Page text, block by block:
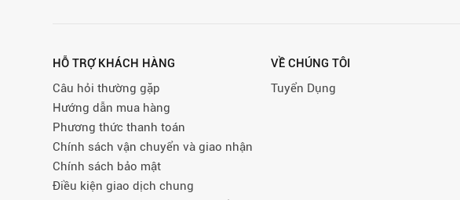
HỖ TRỢ KHÁCH HÀNG
Câu hỏi thường gặp
Hướng dẫn mua hàng
Phương thức thanh toán
Chính sách vận chuyển và giao nhận
Chính sách bảo mật
Điều kiện giao dịch chung
VỀ CHÚNG TÔI
Tuyển Dụng